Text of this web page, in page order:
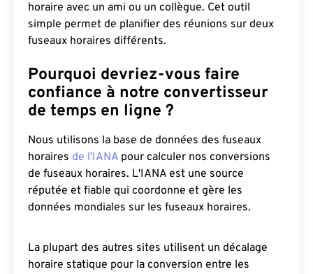
horaire avec un ami ou un collègue. Cet outil
simple permet de planifier des réunions sur deux
fuseaux horaires différents.
Pourquoi devriez-vous faire
confiance à notre convertisseur
de temps en ligne ?
Nous utilisons la base de données des fuseaux
horaires de l'IANA pour calculer nos conversions
de fuseaux horaires. L'IANA est une source
réputée et fiable qui coordonne et gère les
données mondiales sur les fuseaux horaires.
La plupart des autres sites utilisent un décalage
horaire statique pour la conversion entre les